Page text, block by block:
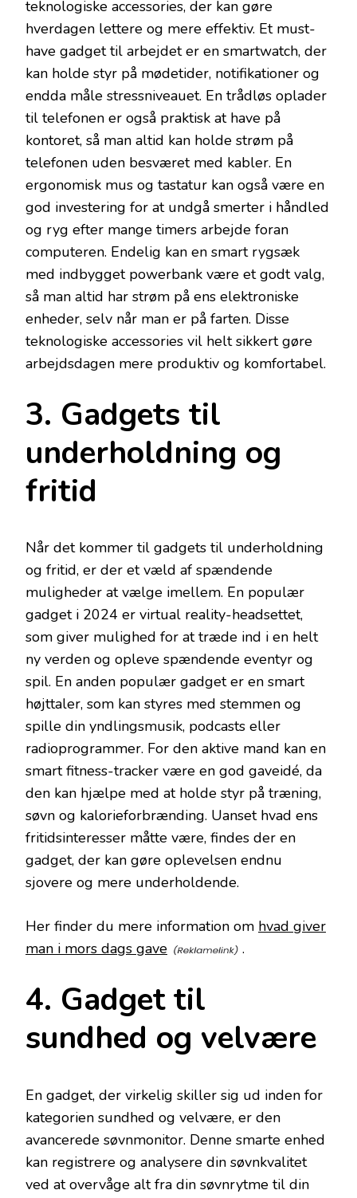
teknologiske accessories, der kan gøre
hverdagen lettere og mere effektiv. Et must-
have gadget til arbejdet er en smartwatch, der
kan holde styr på mødetider, notifikationer og
endda måle stressniveauet. En trådløs oplader
til telefonen er også praktisk at have på
kontoret, så man altid kan holde strøm på
telefonen uden besværet med kabler. En
ergonomisk mus og tastatur kan også være en
god investering for at undgå smerter i håndled
og ryg efter mange timers arbejde foran
computeren. Endelig kan en smart rygsæk
med indbygget powerbank være et godt valg,
så man altid har strøm på ens elektroniske
enheder, selv når man er på farten. Disse
teknologiske accessories vil helt sikkert gøre
arbejdsdagen mere produktiv og komfortabel.
3. Gadgets til
underholdning og
fritid
Når det kommer til gadgets til underholdning
og fritid, er der et væld af spændende
muligheder at vælge imellem. En populær
gadget i 2024 er virtual reality-headsettet,
som giver mulighed for at træde ind i en helt
ny verden og opleve spændende eventyr og
spil. En anden populær gadget er en smart
højttaler, som kan styres med stemmen og
spille din yndlingsmusik, podcasts eller
radioprogrammer. For den aktive mand kan en
smart fitness-tracker være en god gaveidé, da
den kan hjælpe med at holde styr på træning,
søvn og kalorieforbrænding. Uanset hvad ens
fritidsinteresser måtte være, findes der en
gadget, der kan gøre oplevelsen endnu
sjovere og mere underholdende.
Her finder du mere information om hvad giver
man i mors dags gave
.
4. Gadget til
sundhed og velvære
En gadget, der virkelig skiller sig ud inden for
kategorien sundhed og velvære, er den
avancerede søvnmonitor. Denne smarte enhed
kan registrere og analysere din søvnkvalitet
ved at overvåge alt fra din søvnrytme til din